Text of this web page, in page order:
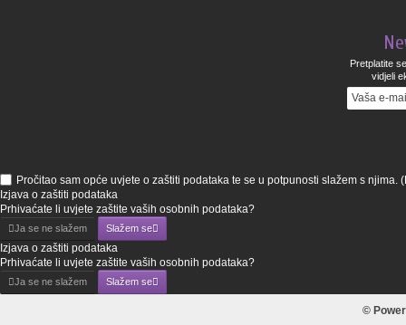
Pretplatite
vidjeli
Pročitao sam opće uvjete o zaštiti podataka te se u potpunosti slažem s njima.
Izjava o zaštiti podataka
Prhivaćate li uvjete zaštite vaših osobnih podataka?
Ja se ne slažem Slažem se
Izjava o zaštiti podataka
Prhivaćate li uvjete zaštite vaših osobnih podataka?
Ja se ne slažem Slažem se
©